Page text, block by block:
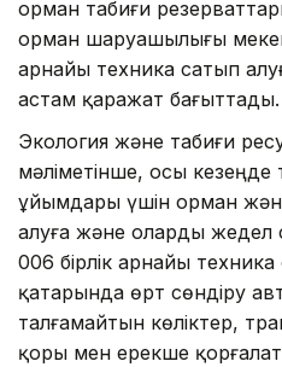
орман табиғи
орман шаруашылығы
арнайы техника сатып
астам қаражат бағыттады.
Экология және табиғи
мәліметінше, осы кезеңде
ұйымдары үшін орман
алуға және оларды жедел
006 бірлік арнайы
қатарында өрт сөндіру
талғамайтын көліктер,
қоры мен ерекше